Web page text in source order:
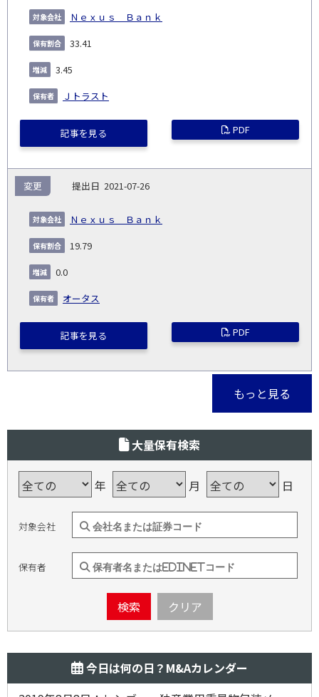
Ｎｅｘｕｓ Ｂａｎｋ
33.41
3.45
Ｊトラスト
記事を見る PDF
2021-07-26
Ｎｅｘｕｓ Ｂａｎｋ
変更
19.79
0.0
オータス
記事を見る PDF
もっと見る
大量保有検索
年 月 日
対象会社
保有者
検索 クリア
今日は何の日？M&Aカレンダー